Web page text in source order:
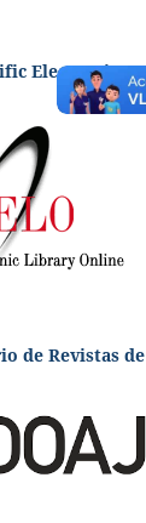
Electronic
de Revistas de